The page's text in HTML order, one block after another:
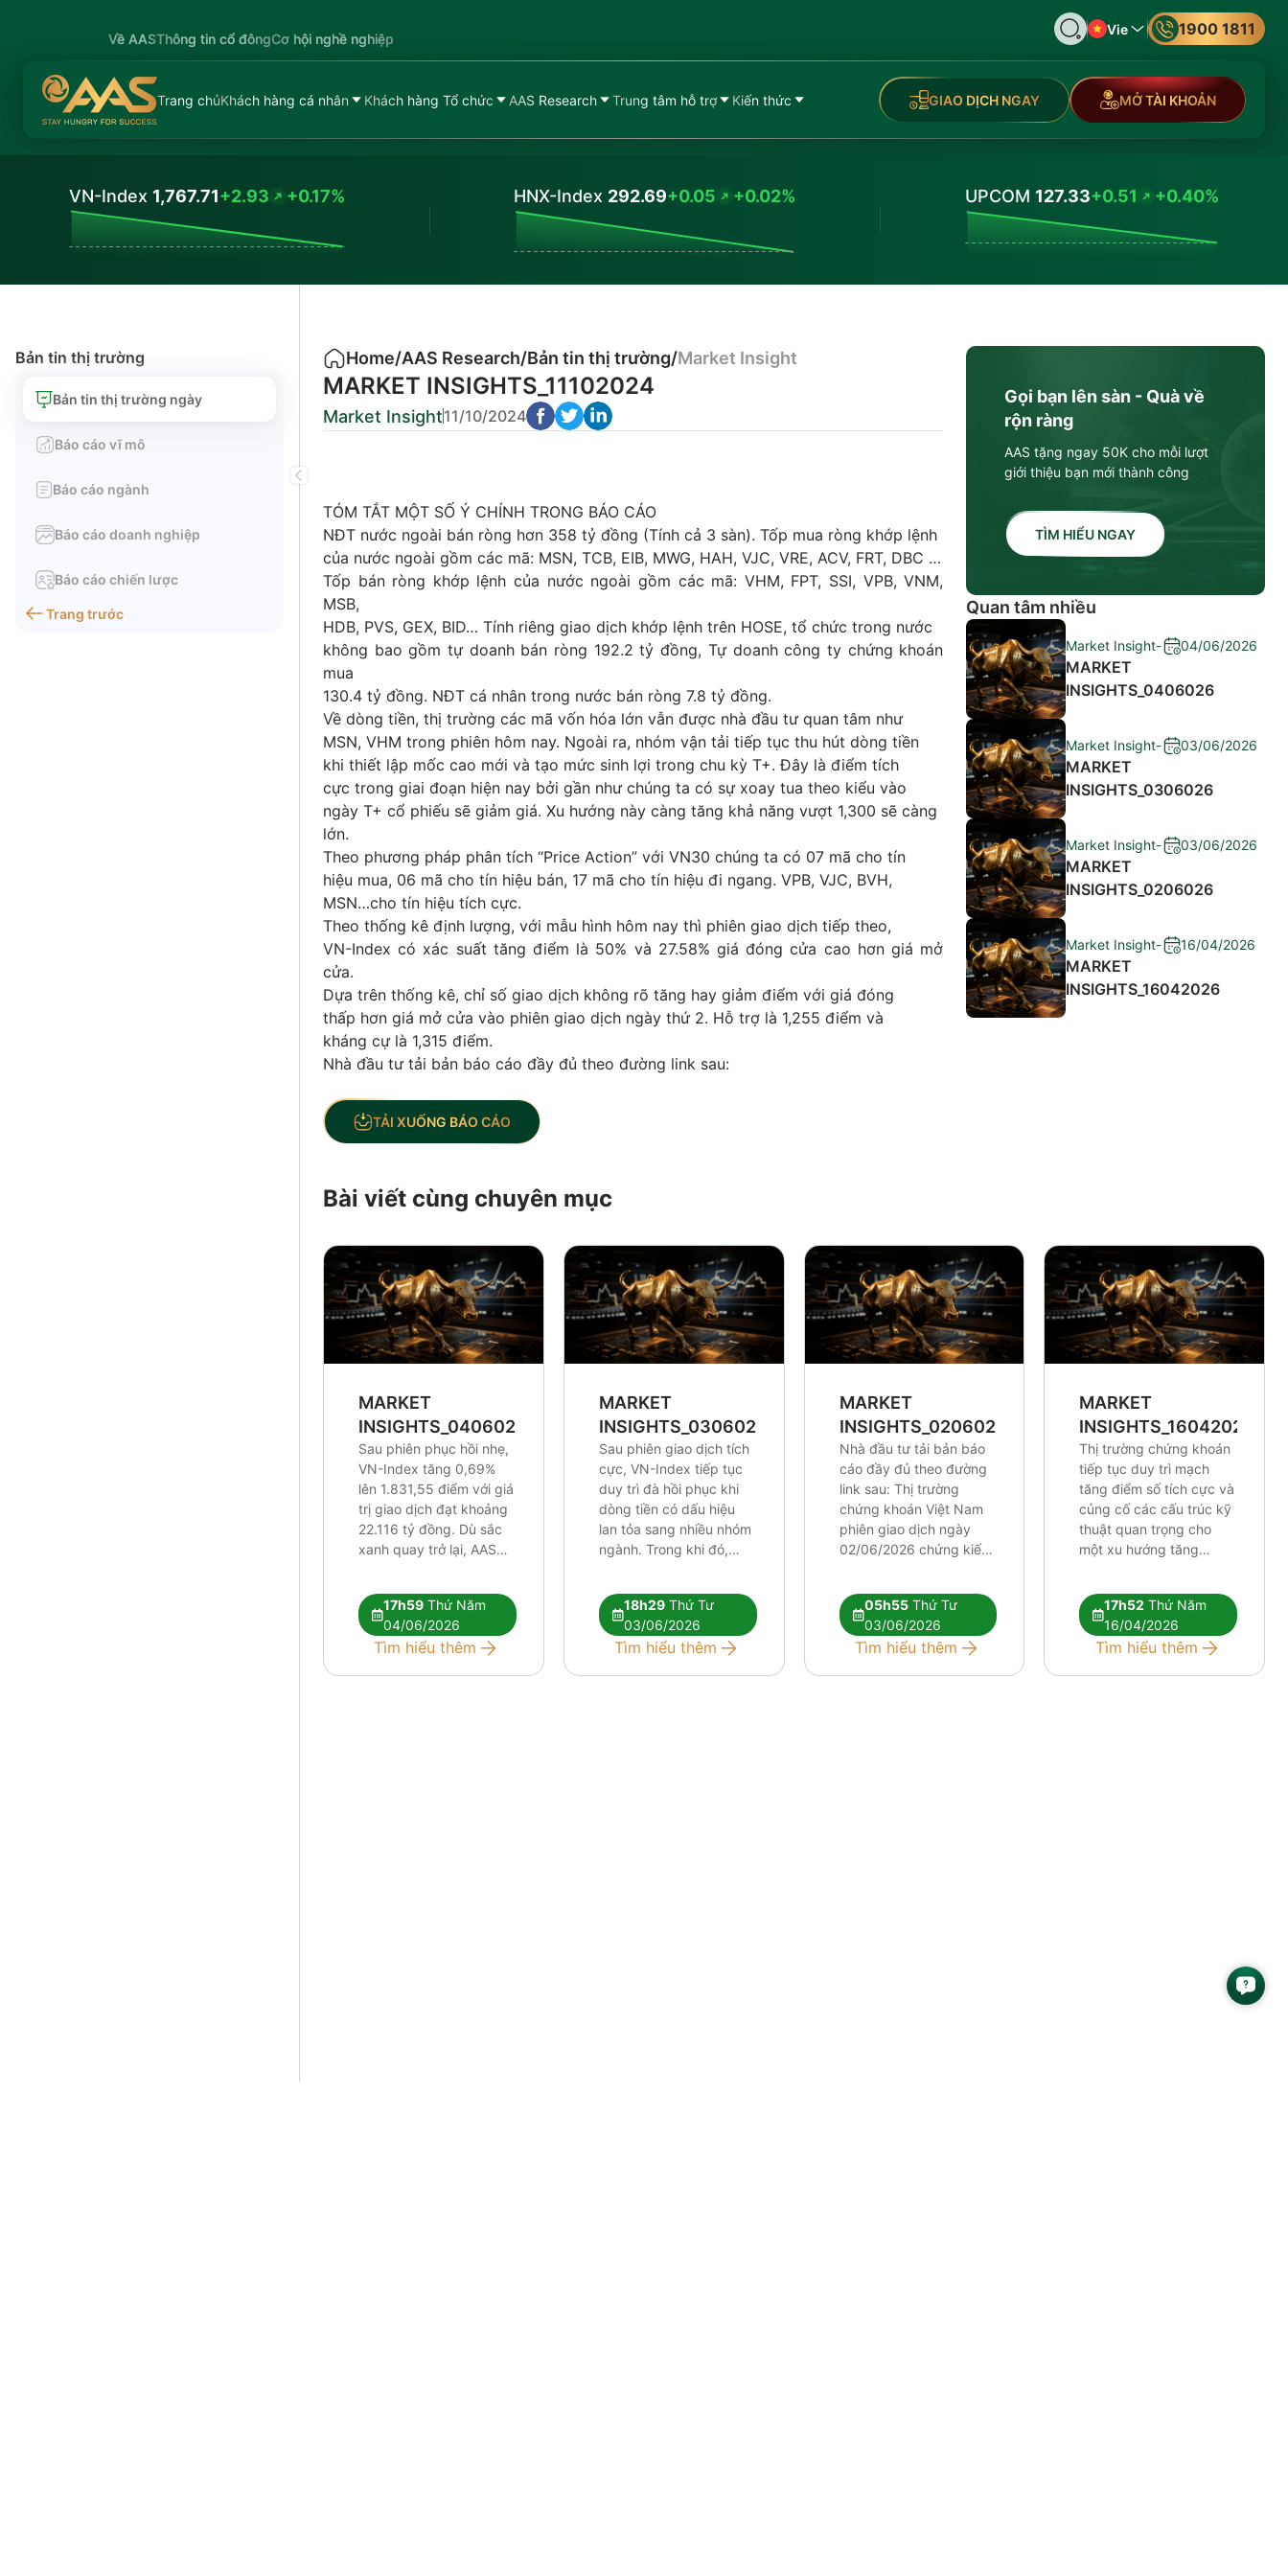
Về AASThông tin cổ đôngCơ hội nghề nghiệp
Vie 1900 1811
Trang chủKhách hàng cá nhân Khách hàng Tổ chức AAS Research Trung tâm hỗ trợ Kiến thức GIAO DỊCH NGAY MỞ TÀI KHOẢN
VN-Index 1,767.71+2.93 +0.17% HNX-Index 292.69+0.05 +0.02% UPCOM 127.33+0.51 +0.40%
Bản tin thị trường
Bản tin thị trường ngày
Báo cáo vĩ mô
Báo cáo ngành
Báo cáo doanh nghiệp
Báo cáo chiến lược
Trang trước
Home/AAS Research/Bản tin thị trường/Market Insight
MARKET INSIGHTS_11102024
Market Insight11/10/2024
TÓM TẮT MỘT SỐ Ý CHÍNH TRONG BÁO CÁO
NĐT nước ngoài bán ròng hơn 358 tỷ đồng (Tính cả 3 sàn). Tốp mua ròng khớp lệnh
của nước ngoài gồm các mã: MSN, TCB, EIB, MWG, HAH, VJC, VRE, ACV, FRT, DBC …
Tốp bán ròng khớp lệnh của nước ngoài gồm các mã: VHM, FPT, SSI, VPB, VNM,
MSB,
HDB, PVS, GEX, BID… Tính riêng giao dịch khớp lệnh trên HOSE, tổ chức trong nước
không bao gồm tự doanh bán ròng 192.2 tỷ đồng, Tự doanh công ty chứng khoán
mua
130.4 tỷ đồng. NĐT cá nhân trong nước bán ròng 7.8 tỷ đồng.
Về dòng tiền, thị trường các mã vốn hóa lớn vẫn được nhà đầu tư quan tâm như
MSN, VHM trong phiên hôm nay. Ngoài ra, nhóm vận tải tiếp tục thu hút dòng tiền
khi thiết lập mốc cao mới và tạo mức sinh lợi trong chu kỳ T+. Đây là điểm tích
cực trong giai đoạn hiện nay bởi gần như chúng ta có sự xoay tua theo kiểu vào
ngày T+ cổ phiếu sẽ giảm giá. Xu hướng này càng tăng khả năng vượt 1,300 sẽ càng
lớn.
Theo phương pháp phân tích “Price Action” với VN30 chúng ta có 07 mã cho tín
hiệu mua, 06 mã cho tín hiệu bán, 17 mã cho tín hiệu đi ngang. VPB, VJC, BVH,
MSN…cho tín hiệu tích cực.
Theo thống kê định lượng, với mẫu hình hôm nay thì phiên giao dịch tiếp theo,
VN-Index có xác suất tăng điểm là 50% và 27.58% giá đóng cửa cao hơn giá mở
cửa.
Dựa trên thống kê, chỉ số giao dịch không rõ tăng hay giảm điểm với giá đóng
thấp hơn giá mở cửa vào phiên giao dịch ngày thứ 2. Hỗ trợ là 1,255 điểm và
kháng cự là 1,315 điểm.
Nhà đầu tư tải bản báo cáo đầy đủ theo đường link sau:
TẢI XUỐNG BÁO CÁO
Gọi bạn lên sàn - Quà về
rộn ràng
AAS tặng ngay 50K cho mỗi lượt
giới thiệu bạn mới thành công
TÌM HIỂU NGAY
Quan tâm nhiều
Market Insight- 04/06/2026
MARKET
INSIGHTS_0406026
Market Insight- 03/06/2026
MARKET
INSIGHTS_0306026
Market Insight- 03/06/2026
MARKET
INSIGHTS_0206026
Market Insight- 16/04/2026
MARKET
INSIGHTS_16042026
Bài viết cùng chuyên mục
MARKET
INSIGHTS_0406026
Sau phiên phục hồi nhẹ,
VN-Index tăng 0,69%
lên 1.831,55 điểm với giá
trị giao dịch đạt khoảng
22.116 tỷ đồng. Dù sắc
xanh quay trở lại, AAS
vẫn chưa đủ để xác
nhận xu hướng tăng mới.
Dòng tiền tiếp tục phân
17h59 Thứ Năm
04/06/2026
Tìm hiểu thêm
MARKET
INSIGHTS_0306026
Sau phiên giao dịch tích
cực, VN-Index tiếp tục
duy trì đà hồi phục khi
dòng tiền có dấu hiệu
lan tỏa sang nhiều nhóm
ngành. Trong khi đó,
HOSE nhưng áp lực đã
phần nào được hấp thụ
bởi dòng tiền trong
18h29Thứ Tư
03/06/2026
Tìm hiểu thêm
MARKET
INSIGHTS_0206026
Nhà đầu tư tải bản báo
cáo đầy đủ theo đường
link sau: Thị trường
chứng khoán Việt Nam
phiên giao dịch ngày
02/06/2026 chứng kiến
kỹ thuật tiêu cực đang
dần xuất hiện rõ nét hơn,
đòi hỏi nhà đầu tư phải
05h55Thứ Tư
03/06/2026
Tìm hiểu thêm
MARKET
INSIGHTS_16042026
Thị trường chứng khoán
tiếp tục duy trì mạch
tăng điểm số tích cực và
củng cố các cấu trúc kỹ
thuật quan trọng cho
một xu hướng tăng
những cột mốc định hình
xu hướng khá lạc quan,
tâm lý thị trường nhìn
17h52 Thứ Năm
16/04/2026
Tìm hiểu thêm